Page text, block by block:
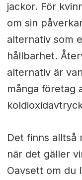
jackor. För
om sin
alternativ som
hållbarhet.
alternativ är
många företag
Det finns alltså
när det gäller
Oavsett om du